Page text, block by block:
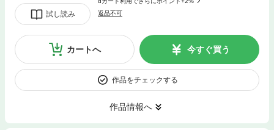
試し読み
返品不可
カートへ 今すぐ買う
作品をチェックする
作品情報へ